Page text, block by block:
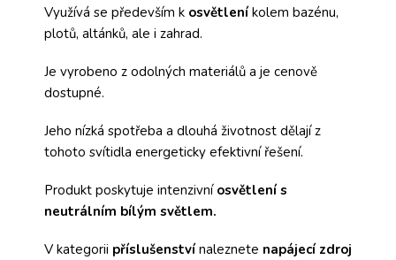
Využívá se především k osvětleníkolem bazénu,
plotů, altánků, ale i zahrad.
Je vyrobeno z odolných materiálů a je cenově
dostupné.
Jeho nízká spotřeba a dlouhá životnost dělají z
tohoto svítidla energeticky efektivní řešení.
Produkt poskytuje intenzivní osvětlení s
neutrálním bílým světlem.
V kategorii příslušenstvínaleznete napájecí zdroj